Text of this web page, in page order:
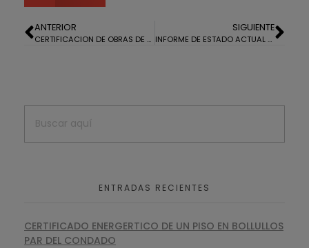
ANTERIOR
CERTIFICACION DE OBRAS DE UNA VIVIENDA EN CONSTRUCCIÓN EN LA MONACILLA
SIGUIENTE
INFORME DE ESTADO ACTUAL DE UNA VIVIENDA EN EL ROMPIDO
ENTRADAS RECIENTES
CERTIFICADO ENERGERTICO DE UN PISO EN BOLLULLOS
PAR DEL CONDADO